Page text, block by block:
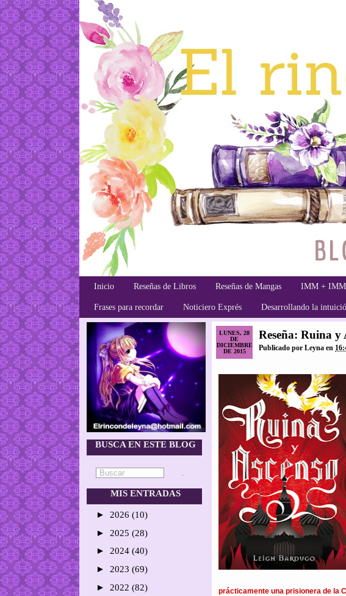
Inicio Reseñas de Libros Reseñas de Mangas IMM +
Frases para recordar Noticiero Exprés Desarrollando la
BUSCA EN ESTE BLOG
MIS ENTRADAS
► 2026 (10)
► 2025 (28)
► 2024 (40)
► 2023 (69)
► 2022 (82)
LUNES, 28
DE
DICIEMBRE
DE 2015
Reseña: Ruina y
Publicado por Leyna en
prácticamente una prisionera de la